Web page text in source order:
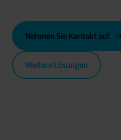
Nehmen Sie Kontakt auf
Weitere Lösungen